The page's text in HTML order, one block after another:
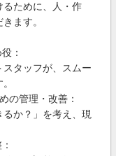
るために、人・作
ます。
：
タッフが、スムー
の管理・改善：
るか？」を考え、現